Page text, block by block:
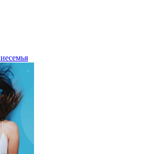
семья